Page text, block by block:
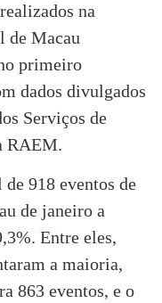
na
de Macau
primeiro
dados divulgados
Serviços de
RAEM.
918 eventos de
de janeiro a
Entre eles,
a maioria,
863 eventos, e o